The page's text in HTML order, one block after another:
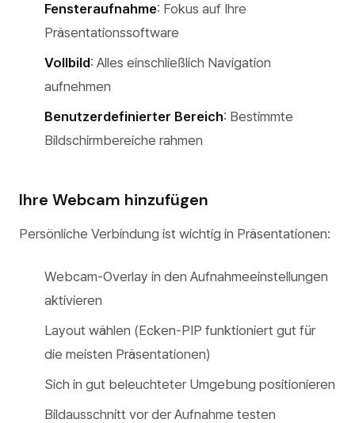
Fensteraufnahme: Fokus auf Ihre
Präsentationssoftware
Vollbild: Alles einschließlich Navigation
aufnehmen
Benutzerdefinierter Bereich: Bestimmte
Bildschirmbereiche rahmen
Ihre Webcam hinzufügen
Persönliche Verbindung ist wichtig in Präsentationen:
Webcam-Overlay in den Aufnahmeeinstellungen
aktivieren
Layout wählen (Ecken-PIP funktioniert gut für
die meisten Präsentationen)
Sich in gut beleuchteter Umgebung positionieren
Bildausschnitt vor der Aufnahme testen